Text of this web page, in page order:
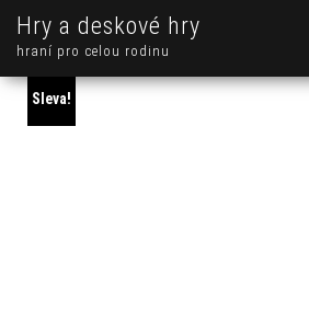
Hry a deskové hry
hraní pro celou rodinu
Sleva!